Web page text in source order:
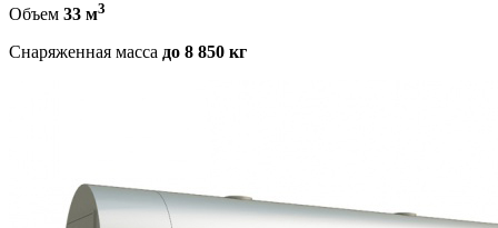
Объем 33 м3
Снаряженная масса до 8 850 кг